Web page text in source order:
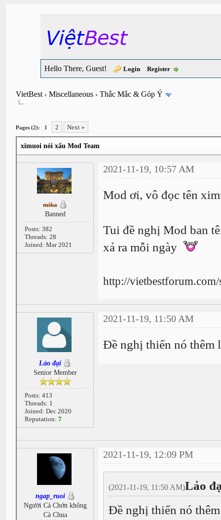
Hello There, Guest! Login Register
VietBest›Miscellaneous ›Thắc Mắc & Góp Ý
Pages (2): 1 2 Next »
ximuoi nói xấu Mod Team
mika
Banned
Posts: 382
Threads: 28
Joined: Mar 2021
2021-11-19, 10:57 AM
Mod ơi, vô đọc tên
Tui đề nghị Mod ban
xả ra mỗi ngày
http://
Lảo đại
Senior Member
Posts: 413
Threads: 1
Joined: Dec 2020
Reputation: 7
2021-11-19, 11:50 AM
Đề nghị thiến nó thêm
ngap_ruoi
Người Cà Chớn không
Cà Chua
2021-11-19, 12:09 PM
(2021-11-19, 11:50 AM)Lảo
Đề nghị thiến nó